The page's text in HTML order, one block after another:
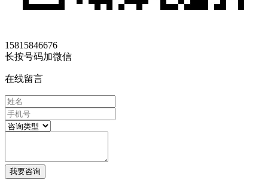
15815846676
长按号码加微信
在线留言
我要咨询